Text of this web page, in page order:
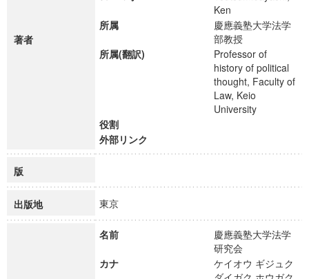
著者
Ken
所属
慶應義塾大学法学
部教授
所属(翻訳)
Professor of
history of political
thought, Faculty of
Law, Keio
University
役割
外部リンク
版
出版地 東京
名前
慶應義塾大学法学
研究会
カナ
ケイオウ ギジュク